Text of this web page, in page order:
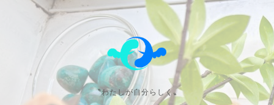
〝わたしが自分らしく〟